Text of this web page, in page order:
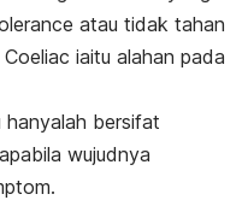
atau tidak tahan
iaitu alahan pada
hanyalah bersifat
wujudnya